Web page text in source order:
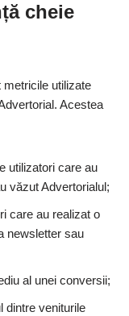
cheie
metricile utilizate
Acestea
utilizatori care au
văzut Advertorialul;
care au realizat o
newsletter sau
al unei conversii;
dintre veniturile